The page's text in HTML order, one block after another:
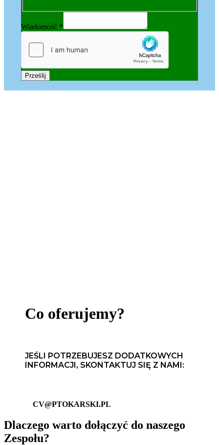
Wiadomość *
Prześlij
Co oferujemy?
JEŚLI POTRZEBUJESZ DODATKOWYCH
INFORMACJI, SKONTAKTUJ SIĘ Z NAMI:
CV@PTOKARSKI.PL
Dlaczego warto dołączyć do naszego
Zespołu?